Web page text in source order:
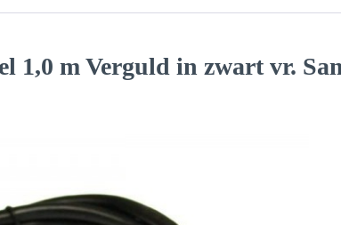
1,0 m Verguld in zwart vr.